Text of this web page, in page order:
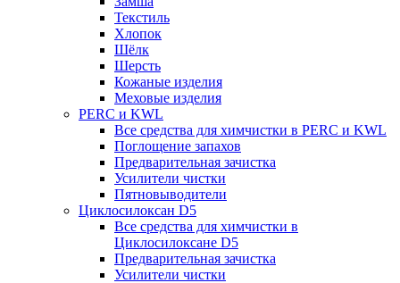
Текстиль
Хлопок
Шёлк
Шерсть
Кожаные изделия
Меховые изделия
PERC и KWL
Все средства для химчистки в PERC и KWL
Поглощение запахов
Предварительная зачистка
Усилители чистки
Пятновыводители
Циклосилоксан D5
Все средства для химчистки в
Циклосилоксане D5
Предварительная зачистка
Усилители чистки